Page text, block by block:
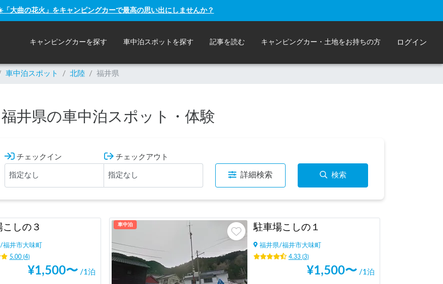
大曲の花火」をキャンピングカーで最高の思い出にしませんか？
キャンピングカーを探す 車中泊スポットを探す 記事を読む キャンピングカー・土地をお持ちの方 ログイン
車中泊スポット / 北陸 / 福井県
福井県の車中泊スポット・体験
チェックイン チェックアウト
詳細検索 検索
こしの３
/福井市大味町
5.00(4)
¥1,500〜 /1泊
車中泊 駐車場こしの１
福井県/福井市大味町
4.33(3)
¥1,500〜 /1泊